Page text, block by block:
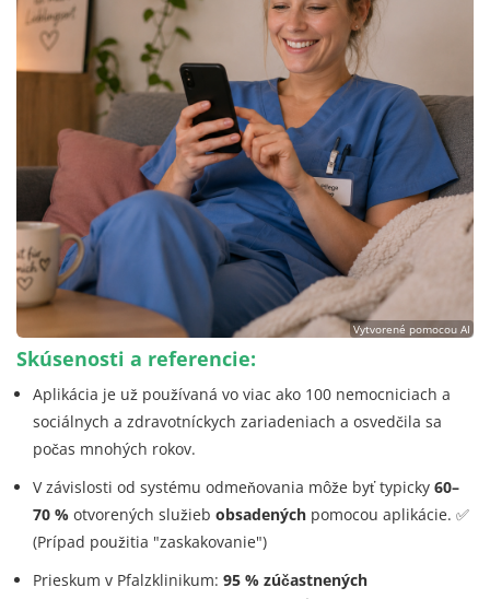
Vytvorené pomocou AI
Skúsenosti a referencie:
Aplikácia je už používaná vo viac ako 100 nemocniciach a
sociálnych a zdravotníckych zariadeniach a osvedčila sa
počas mnohých rokov.
V závislosti od systému odmeňovania môže byť typicky 60–
70 % otvorených služieb obsadených pomocou aplikácie. ✅
(Prípad použitia "zaskakovanie")
Prieskum v Pfalzklinikum: 95 % zúčastnených